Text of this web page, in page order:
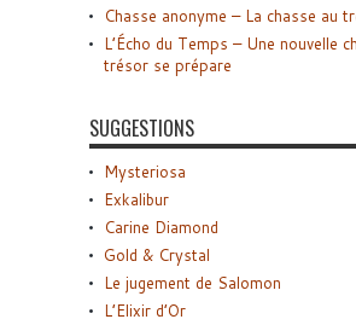
Chasse anonyme – La chasse au
L’Écho du Temps – Une nouvelle
trésor se prépare
SUGGESTIONS
Mysteriosa
Exkalibur
Carine Diamond
Gold & Crystal
Le jugement de Salomon
L’Elixir d’Or